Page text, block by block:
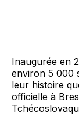
Inaugurée en
environ 5 000
leur histoire
officielle à